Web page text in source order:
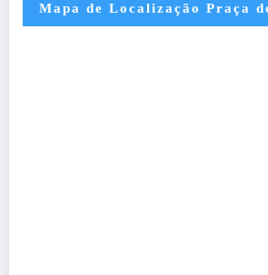
Mapa de Localização Praça